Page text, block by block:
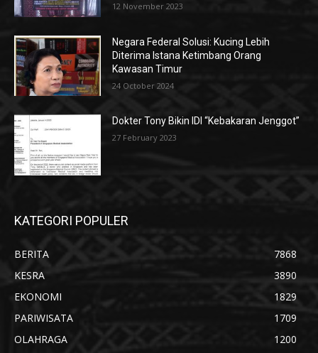
12 November 2023
Negara Federal Solusi: Kucing Lebih
Diterima Istana Ketimbang Orang
Kawasan Timur
24 October 2024
Dokter Tony Bikin IDI “Kebakaran Jenggot”
27 February 2023
KATEGORI POPULER
BERITA
7868
KESRA
3890
EKONOMI
1829
PARIWISATA
1709
OLAHRAGA
1200